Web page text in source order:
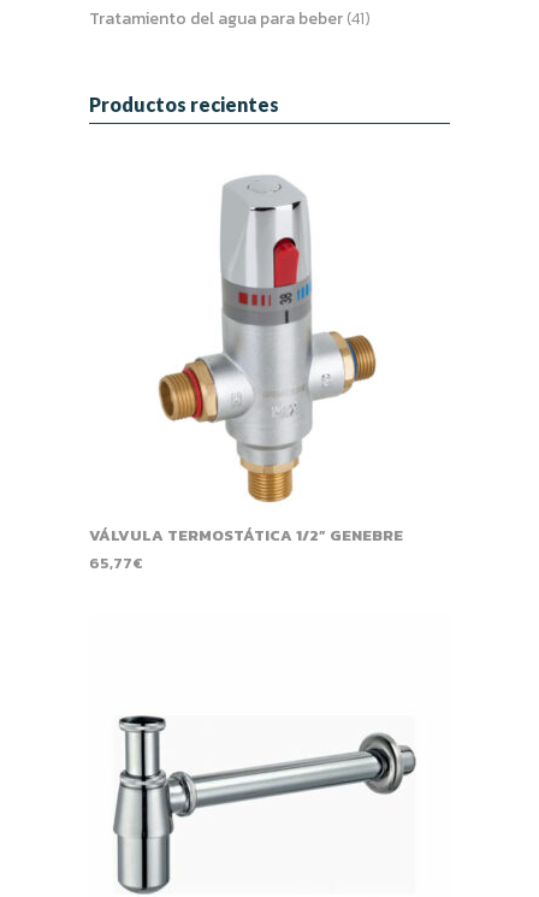
Tratamiento del agua para beber(41)
Productos recientes
VÁLVULA TERMOSTÁTICA 1/2” GENEBRE
65,77€